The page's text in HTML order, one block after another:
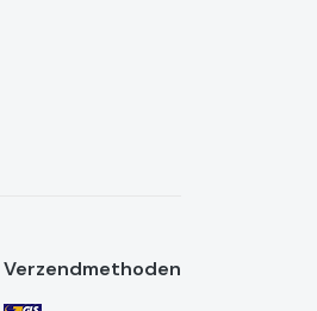
Verzendmethoden